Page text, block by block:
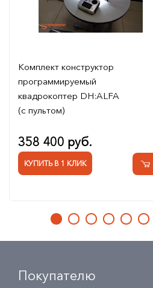
Комплект конструктор
программируемый
квадрокоптер DH:ALFA
(с пультом)
358 400 руб.
КУПИТЬ В 1 КЛИК
Покупателю